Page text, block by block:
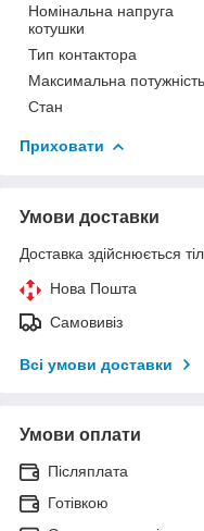
Номінальна напруга
котушки
Тип контактора
Максимальна потужність
Стан
Приховати
Умови доставки
Доставка здійснюється
Нова Пошта
Самовивіз
Всі умови доставки
Умови оплати
Післяплата
Готівкою